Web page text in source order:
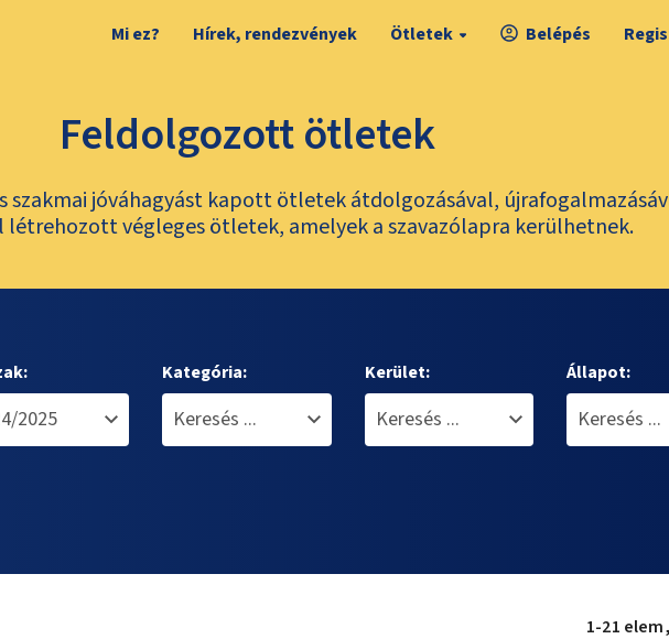
Mi ez? Hírek, rendezvények Ötletek Belépés
Feldolgozott ötletek
jóváhagyást kapott ötletek átdolgozásával,
létrehozott végleges ötletek, amelyek a szavazólapra kerülhetnek.
Kategória: Kerület: Állapot:
1-21 elem